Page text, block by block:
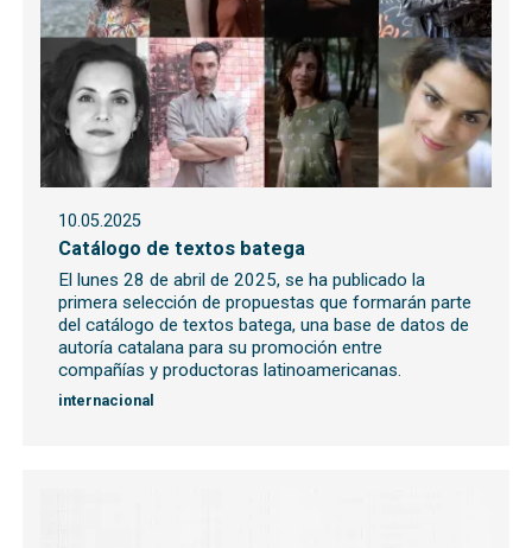
10.05.2025
Catálogo de textos batega
El lunes 28 de abril de 2025, se ha publicado la
primera selección de propuestas que formarán parte
del catálogo de textos batega, una base de datos de
autoría catalana para su promoción entre
compañías y productoras latinoamericanas.
internacional